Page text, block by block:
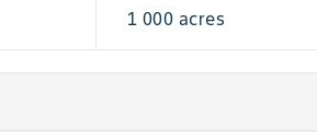
1 000 acres